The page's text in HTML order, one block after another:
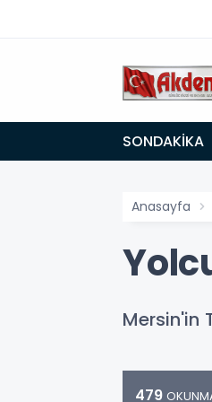
SONDAKİKA
30 dereceyi gördü
Anasayfa
Mersin'in
479